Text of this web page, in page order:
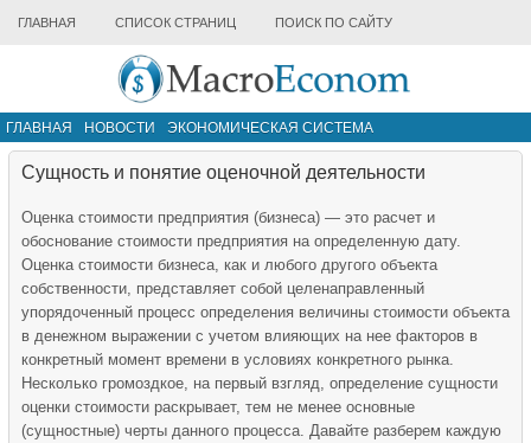
ГЛАВНАЯ СПИСОК СТРАНИЦ ПОИСК ПО САЙТУ
ГЛАВНАЯ НОВОСТИ
ЭКОНОМИЧЕСКАЯ СИСТЕМА
ИНФРАСТРУКТУРА РЫНКА
Сущность и понятие оценочной деятельности
Оценка стоимости предприятия (бизнеса) — это расчет и
обоснование стоимости предприятия на определенную дату.
Оценка стоимости бизнеса, как и любого другого объекта
собственности, представляет собой целенаправленный
упорядоченный процесс определения величины стоимости объекта
в денежном выражении с учетом влияющих на нее факторов в
конкретный момент времени в условиях конкретного рынка.
Несколько громоздкое, на первый взгляд, определение сущности
оценки стоимости раскрывает, тем не менее основные
(сущностные) черты данного процесса. Давайте разберем каждую